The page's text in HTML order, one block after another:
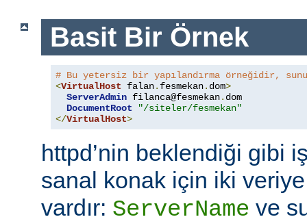
Basit Bir Örnek
# Bu yetersiz bir yapılandırma örneğidir,
<VirtualHost falan. fesmekan. dom>
ServerAdmin filanca@fesmekan. dom
DocumentRoot
"/siteler/fesmekan"
</VirtualHost>
httpd’nin beklendiği gibi
sanal konak için iki
vardır: ServerName ve